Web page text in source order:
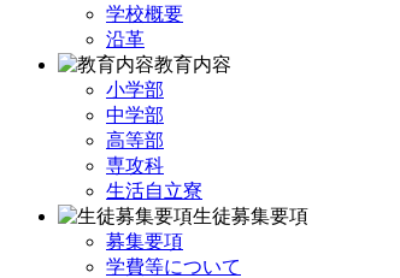
学校概要
沿革
教育内容
小学部
中学部
高等部
専攻科
生活自立寮
生徒募集要項
募集要項
学費等について